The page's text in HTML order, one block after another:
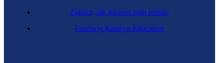
Zobacz, jak możesz nam pomóc
Fundacja Katalyst Education